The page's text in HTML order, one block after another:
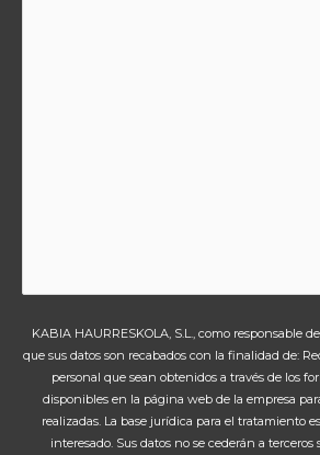
KABIA HAURRESKOLA, S.L., como responsable
que sus datos son recabados con la finalidad de:
personal que sean obtenidos a través de los
disponibles en la página web de la empresa
realizadas. La base jurídica para el tratamiento
interesado. Sus datos no se cederán a terceros